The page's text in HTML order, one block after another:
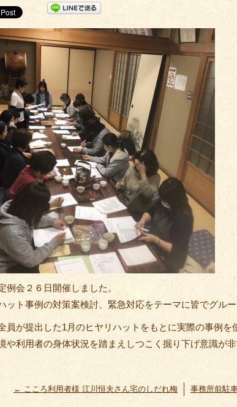
例会２６日開催しました。
ット事例の対策案検討、緊急対応をテーマに皆でグル
員が提出した1月のヒヤリハットをもとに実際の事例を
や利用者の身体状況を踏まえしつこく掘り下げ意識が
← こころ利用者様 江川恒夫さん宅のしだれ梅 事務所前駐